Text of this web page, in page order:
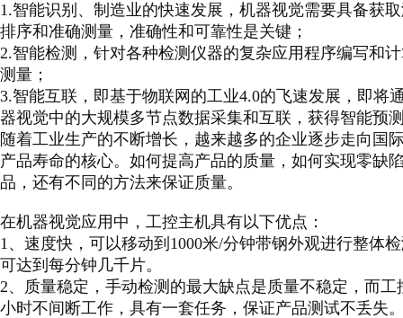
1.智能识别、制造业的快速发展，机器视觉需要具备获
排序和准确测量，准确性和可靠性是关键；
2.智能检测，针对各种检测仪器的复杂应用程序编写和
测量；
3.智能互联，即基于物联网的工业4.0的飞速发展，即
器视觉中的大规模多节点数据采集和互联，获得智能预
随着工业生产的不断增长，越来越多的企业逐步走向国
产品寿命的核心。如何提高产品的质量，如何实现零缺
品，还有不同的方法来保证质量。
在机器视觉应用中，工控主机具有以下优点：
1、速度快，可以移动到1000米/分钟带钢外观进行整体
可达到每分钟几千片。
2、质量稳定，手动检测的最大缺点是质量不稳定，而
小时不间断工作，具有一套任务，保证产品测试不丢失